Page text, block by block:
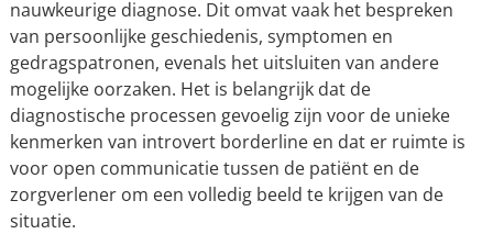
nauwkeurige diagnose. Dit omvat vaak het bespreken
van persoonlijke geschiedenis, symptomen en
gedragspatronen, evenals het uitsluiten van andere
mogelijke oorzaken. Het is belangrijk dat de
diagnostische processen gevoelig zijn voor de unieke
kenmerken van introvert borderline en dat er ruimte is
voor open communicatie tussen de patiënt en de
zorgverlener om een volledig beeld te krijgen van de
situatie.